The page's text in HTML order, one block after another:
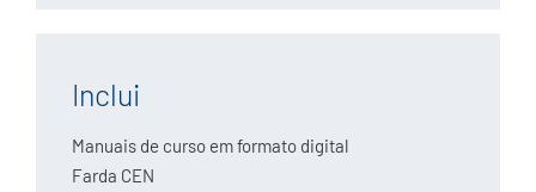
Inclui
Manuais de curso em formato digital
Farda CEN